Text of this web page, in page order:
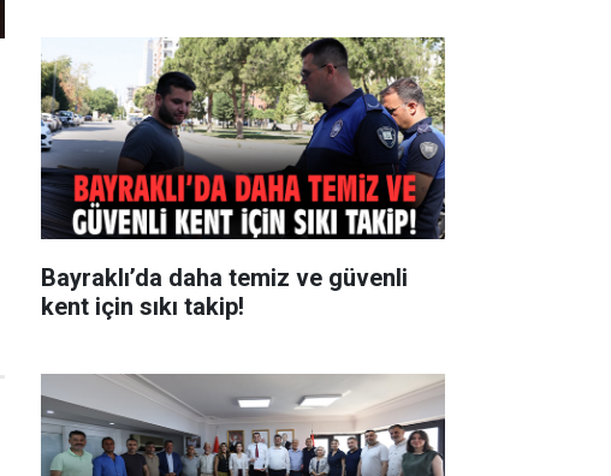
Bayraklı’da daha temiz ve güvenli
kent için sıkı takip!